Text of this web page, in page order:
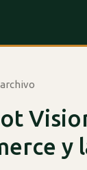
y